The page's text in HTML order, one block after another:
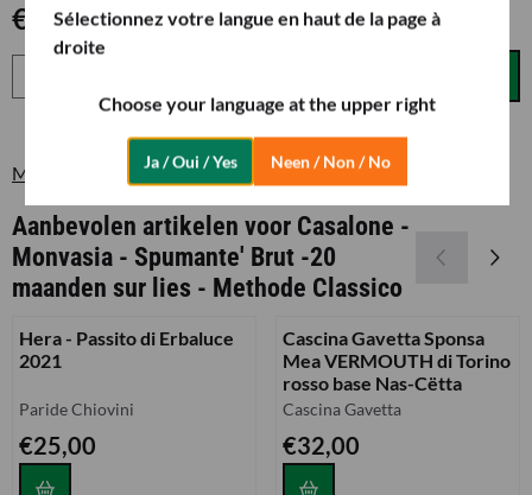
Sélectionnez votre langue en haut de la page à
droite
Choose your language at the upper right
Ja / Oui / Yes Neen / Non / No
€ 20,00
Meer van Bollicine - Vini Dolci -Grappa-Vermouth - Olijfolie
Aanbevolen artikelen voor Casalone -
Monvasia - Spumante' Brut -20
maanden sur lies - Methode Classico
Hera - Passito di Erbaluce
2021
Merk:
Paride Chiovini
Prijs: 25,00
€25,00
Cascina Gavetta Sponsa
Mea VERMOUTH di Torino
rosso base Nas-Cëtta
Merk:
Cascina Gavetta
Prijs: 32,00
€32,00